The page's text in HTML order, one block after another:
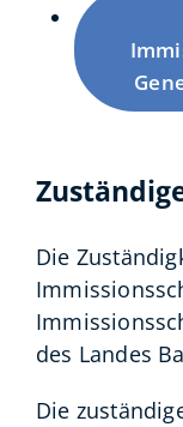
Die
des Landes
Die